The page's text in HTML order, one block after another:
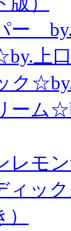
ー
上
ク
ーム
レモ
ッ